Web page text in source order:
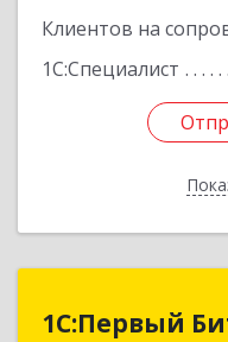
Клиентов на
1С:Специалист
1С:Первый